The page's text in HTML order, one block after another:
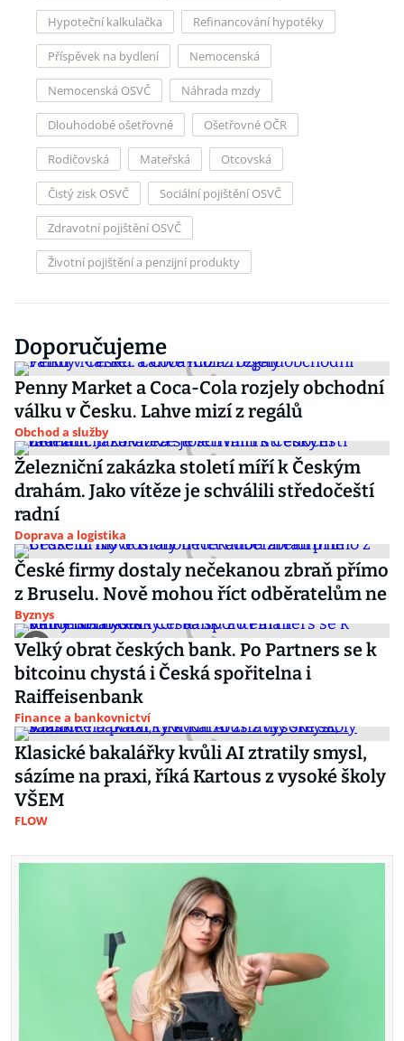
Hypoteční kalkulačka Refinancování hypotéky
Příspěvek na bydlení Nemocenská
Nemocenská OSVČ Náhrada mzdy
Dlouhodobé ošetřovné Ošetřovné OČR
Rodičovská Mateřská Otcovská
Čistý zisk OSVČ Sociální pojištění OSVČ
Zdravotní pojištění OSVČ
Životní pojištění a penzijní produkty
Doporučujeme
Penny Market a Coca-Cola rozjely obchodní
válku v Česku. Lahve mizí z regálů
Obchod a služby
Železniční zakázka století míří k Českým
drahám. Jako vítěze je schválili středočeští
radní
Doprava a logistika
České firmy dostaly nečekanou zbraň přímo
z Bruselu. Nově mohou říct odběratelům ne
Byznys
Velký obrat českých bank. Po Partners se k
bitcoinu chystá i Česká spořitelna i
Raiffeisenbank
Finance a bankovnictví
Klasické bakalářky kvůli AI ztratily smysl,
sázíme na praxi, říká Kartous z vysoké školy
VŠEM
FLOW